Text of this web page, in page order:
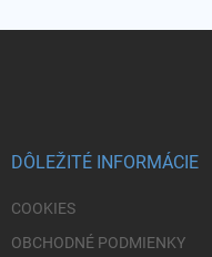
DÔLEŽITÉ INFORMÁCIE
COOKIES
OBCHODNÉ PODMIENKY